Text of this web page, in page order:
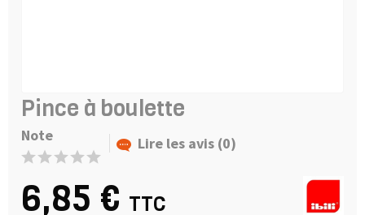
Pince à boulette
Note Lire les avis (0)
6,85 € TTC